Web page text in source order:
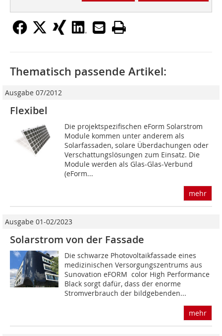
Thematisch passende Artikel:
Ausgabe 07/2012
Flexibel
Die projektspezifischen eForm Solarstrom
Module kommen unter anderem als
Solarfassaden, solare Überdachungen oder
Verschattungslösungen zum Einsatz. Die
Module werden als Glas-Glas-Verbund
(eForm...
mehr
Ausgabe 01-02/2023
Solarstrom von der Fassade
Die schwarze Photovoltaikfassade eines
medizinischen ­Versorgungszentrums aus
Sunovation eFORM color High Performance
Black sorgt dafür, dass der enorme
Stromverbrauch der bildgebenden...
mehr